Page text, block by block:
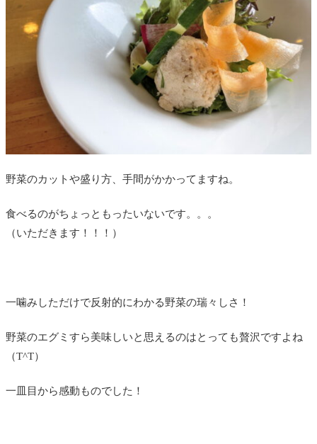
野菜のカットや盛り方、手間がかかってますね。
食べるのがちょっともったいないです。。。
（いただきます！！！）
一噛みしただけで反射的にわかる野菜の瑞々しさ！
野菜のエグミすら美味しいと思えるのはとっても贅沢ですよね
（T^T）
一皿目から感動ものでした！